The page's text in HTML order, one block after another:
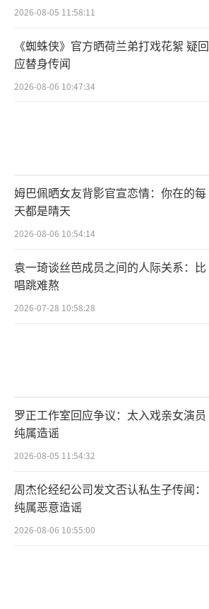
2026-08-05 11:58:11
《蜘蛛侠》官方晒荷兰弟打戏花絮 疑回
应替身传闻
2026-08-06 10:47:34
姆巴佩晒女友背影官宣恋情：你在的每
天都是晴天
2026-08-06 10:54:14
袁一琦谈丝芭成员之间的人际关系：比
唱跳难熬
2026-07-28 10:58:28
罗正工作室回应争议：太入戏亲女演员
纯属造谣
2026-08-05 11:54:32
周杰伦经纪公司发文否认私生子传闻：
纯属恶意造谣
2026-08-06 10:55:00